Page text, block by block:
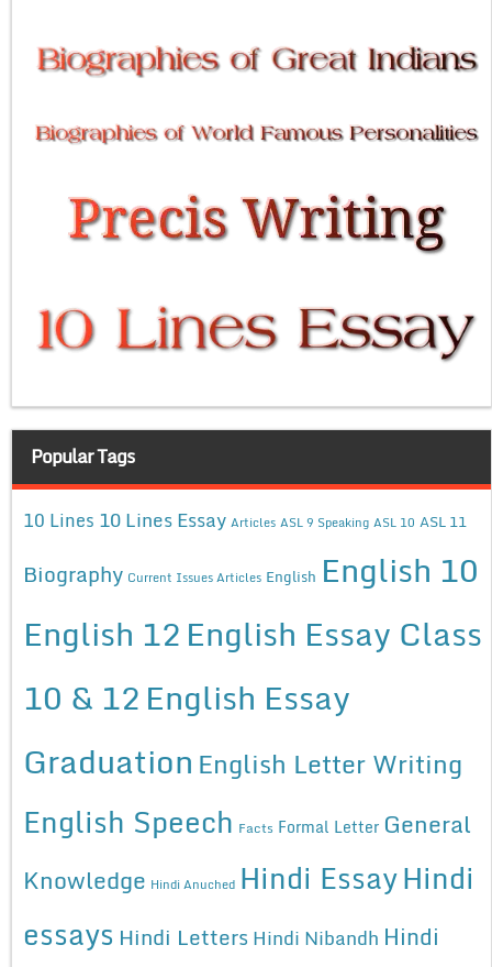
Popular Tags
10 Lines 10 Lines Essay Articles ASL 9 Speaking ASL 10 ASL 11
Biography Current Issues Articles English English 10
English 12English Essay Class
10 & 12English Essay
Graduation English Letter Writing
English Speech Facts Formal Letter General
Knowledge Hindi Anuched Hindi EssayHindi
essays Hindi Letters Hindi Nibandh Hindi